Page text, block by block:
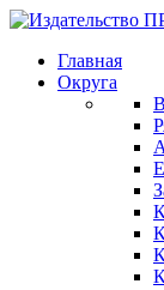
Главная
Округа